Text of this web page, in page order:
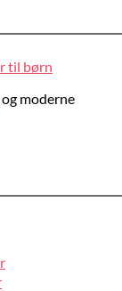
til børn
moderne